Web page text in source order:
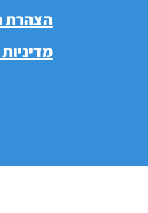
הצהרת